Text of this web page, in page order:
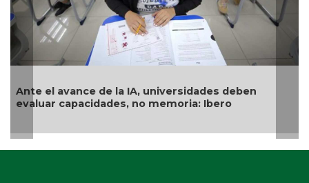
el avance de la IA, universidades deben
capacidades, no memoria: Ibero